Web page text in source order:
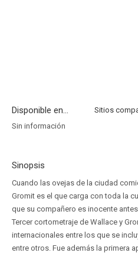
Disponible en...
Sin información
Sinopsis
Cuando las ovejas de la ciudad
Gromit es el que carga con toda la
que su compañero es inocente
Tercer cortometraje de Wallace y
internacionales entre los que se
entre otros. Fue además la primera